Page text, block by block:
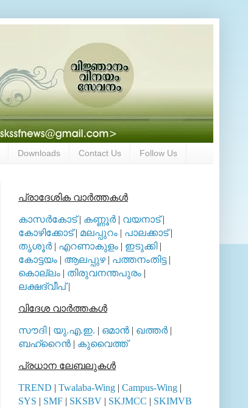
Downloads Contact Us Follow Us
പ്രാദേശിക വാര്‍ത്തകള്‍
കാസര്‍കോട്| കണ്ണൂര്‍| വയനാട്|
കോഴിക്കോട്| മലപ്പുറം | പാലക്കാട്|
തൃശൂര്‍| എറണാകുളം | ഇടുക്കി|
കോട്ടയം | ആലപ്പുഴ| പത്തനംതിട്ട|
കൊല്ലം | തിരുവനന്തപുരം |
ലക്ഷദ്വീപ്|
വിദേശ വാര്‍ത്തകള്‍
സൗദി| യു.എ.ഇ. | ഒമാന്‍ | ഖത്തര്‍|
ബഹ്റൈന്‍ | കുവൈത്ത്
പ്രധാന ലേബലുകള്‍
TREND | Twalaba-Wing | Campus-Wing |
SYS | SMF | SKSBV | SKJMCC | SKIMVB